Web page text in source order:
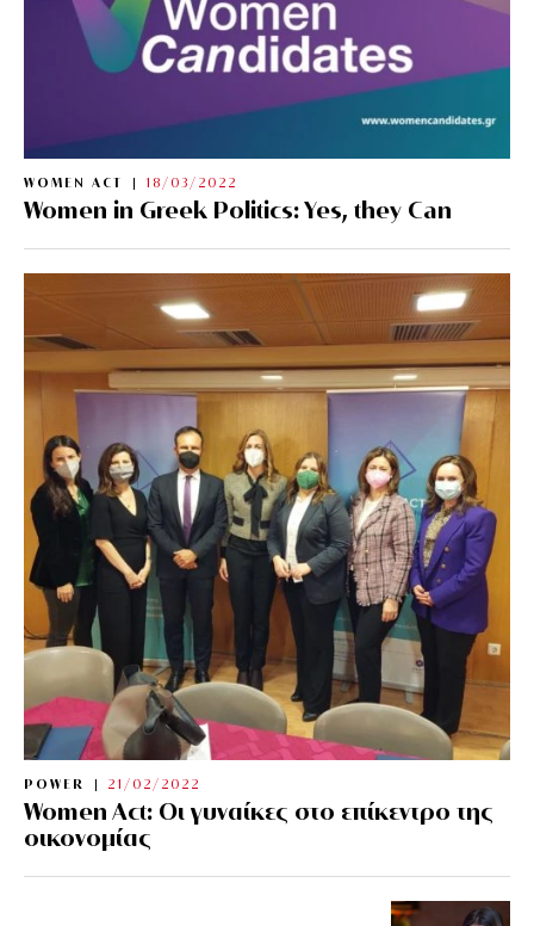
WOMEN ACT 18/03/2022
Women in Greek Politics: Yes, they Can
POWER 21/02/2022
Women Act: Οι γυναίκες στο επίκεντρο της
οικονομίας